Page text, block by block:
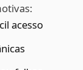
acesso